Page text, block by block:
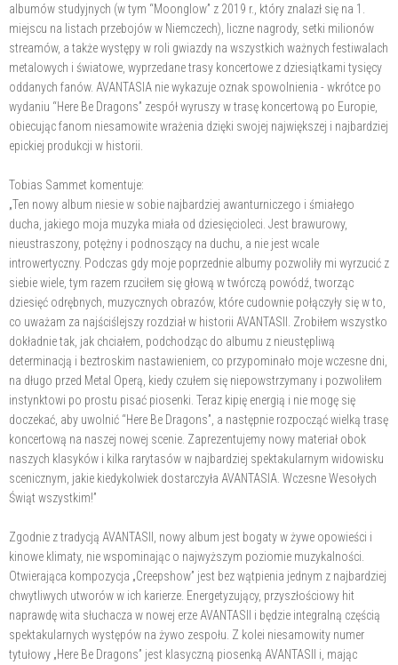
albumów studyjnych (w tym “Moonglow” z 2019 r., który znalazł się na 1.
miejscu na listach przebojów w Niemczech), liczne nagrody, setki milionów
streamów, a także występy w roli gwiazdy na wszystkich ważnych festiwalach
metalowych i światowe, wyprzedane trasy koncertowe z dziesiątkami tysięcy
oddanych fanów. AVANTASIA nie wykazuje oznak spowolnienia - wkrótce po
wydaniu “Here Be Dragons” zespół wyruszy w trasę koncertową po Europie,
obiecując fanom niesamowite wrażenia dzięki swojej największej i najbardziej
epickiej produkcji w historii.
Tobias Sammet komentuje:
„Ten nowy album niesie w sobie najbardziej awanturniczego i śmiałego
ducha, jakiego moja muzyka miała od dziesięcioleci. Jest brawurowy,
nieustraszony, potężny i podnoszący na duchu, a nie jest wcale
introwertyczny. Podczas gdy moje poprzednie albumy pozwoliły mi wyrzucić z
siebie wiele, tym razem rzuciłem się głową w twórczą powódź, tworząc
dziesięć odrębnych, muzycznych obrazów, które cudownie połączyły się w to,
co uważam za najściślejszy rozdział w historii AVANTASII. Zrobiłem wszystko
dokładnie tak, jak chciałem, podchodząc do albumu z nieustępliwą
determinacją i beztroskim nastawieniem, co przypominało moje wczesne dni,
na długo przed Metal Operą, kiedy czułem się niepowstrzymany i pozwoliłem
instynktowi po prostu pisać piosenki. Teraz kipię energią i nie mogę się
doczekać, aby uwolnić “Here Be Dragons”, a następnie rozpocząć wielką trasę
koncertową na naszej nowej scenie. Zaprezentujemy nowy materiał obok
naszych klasyków i kilka rarytasów w najbardziej spektakularnym widowisku
scenicznym, jakie kiedykolwiek dostarczyła AVANTASIA. Wczesne Wesołych
Świąt wszystkim!”
Zgodnie z tradycją AVANTASII, nowy album jest bogaty w żywe opowieści i
kinowe klimaty, nie wspominając o najwyższym poziomie muzykalności.
Otwierająca kompozycja „Creepshow” jest bez wątpienia jednym z najbardziej
chwytliwych utworów w ich karierze. Energetyzujący, przyszłościowy hit
naprawdę wita słuchacza w nowej erze AVANTASII i będzie integralną częścią
spektakularnych występów na żywo zespołu. Z kolei niesamowity numer
tytułowy „Here Be Dragons” jest klasyczną piosenką AVANTASII i, mając